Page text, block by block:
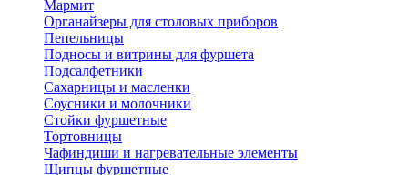
Мармит
Органайзеры для столовых приборов
Пепельницы
Подносы и витрины для фуршета
Подсалфетники
Сахарницы и масленки
Соусники и молочники
Стойки фуршетные
Тортовницы
Чафиндиши и нагревательные элементы
Щипцы фуршетные